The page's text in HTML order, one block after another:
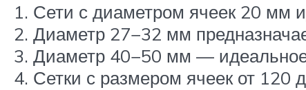
Сети с диаметром ячеек 20 мм
Диаметр 27−32 мм
Диаметр 40−50 мм —
Сетки с размером ячеек от